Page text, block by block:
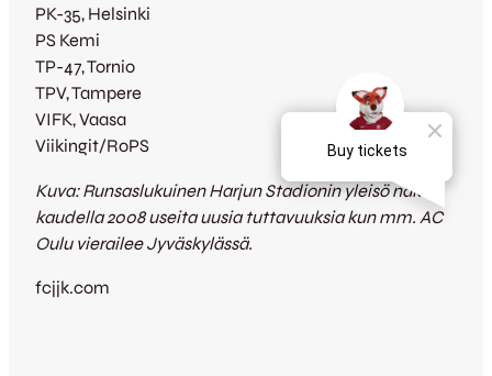
PK-35, Helsinki
PS Kemi
TP-47, Tornio
TPV, Tampere
VIFK, Vaasa
Viikingit/RoPS
Kuva: Runsaslukuinen Harjun Stadionin yleisö näkee
kaudella 2008 useita uusia tuttavuuksia kun mm. AC
Oulu vierailee Jyväskylässä.
fcjjk.com